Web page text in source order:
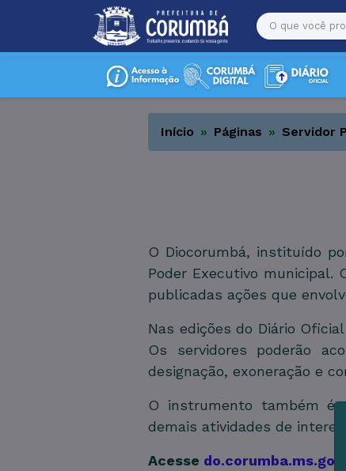
Início Páginas Servidor
O Diocorumbá, instituído
Poder Executivo municipal.
publicadas ações que
Nas edições do Diário
Os servidores poderão
designação, exoneração e
O instrumento também é
demais atividades de
Acesse